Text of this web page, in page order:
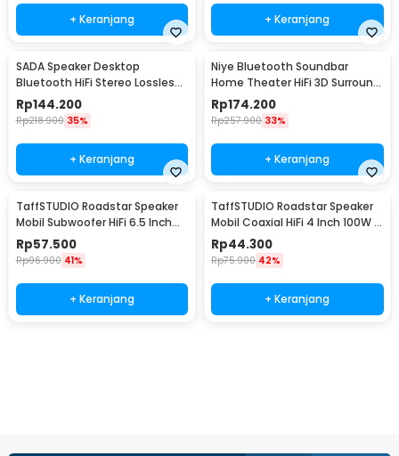
+ Keranjang + Keranjang
SADA Speaker Desktop
Bluetooth HiFi Stereo Lossless
Decoding AUX 3W - V-111
Rp144.200
Rp218.900 35%
+ Keranjang
Niye Bluetooth Soundbar
Home Theater HiFi 3D Surround
- V8
Rp174.200
Rp257.900 33%
+ Keranjang
TaffSTUDIO Roadstar Speaker
Mobil Subwoofer HiFi 6.5 Inch
160W 1 PCS - VO-602
Rp57.500
Rp96.900 41%
+ Keranjang
TaffSTUDIO Roadstar Speaker
Mobil Coaxial HiFi 4 Inch 100W 1
PCS - VO-402
Rp44.300
Rp75.900 42%
+ Keranjang